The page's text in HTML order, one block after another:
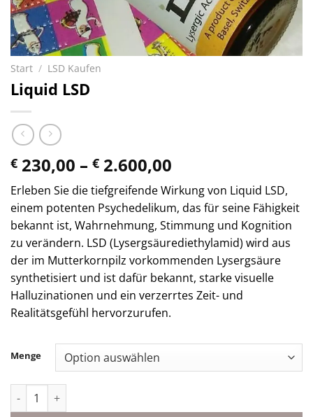
Start / LSD Kaufen
Liquid LSD
€ 230,00 – € 2.600,00
€ 230,00
bis
€ 2.600,00
Erleben Sie die tiefgreifende Wirkung von Liquid LSD,
einem potenten Psychedelikum, das für seine Fähigkeit
bekannt ist, Wahrnehmung, Stimmung und Kognition
zu verändern. LSD (Lysergsäurediethylamid) wird aus
der im Mutterkornpilz vorkommenden Lysergsäure
synthetisiert und ist dafür bekannt, starke visuelle
Halluzinationen und ein verzerrtes Zeit- und
Realitätsgefühl hervorzurufen.
Menge
Liquid LSD Menge